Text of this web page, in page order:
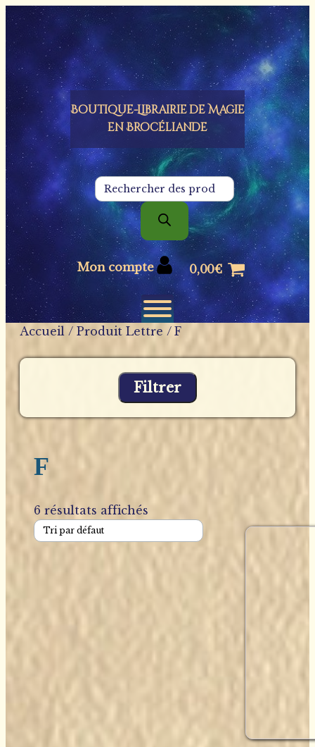
Panneau de gestion des cookies
Boutique-Librairie deMagie
en Brocéliande
Recherche
de
produits
Mon compte 0,00€
Accueil / Produit Lettre / F
Filtrer
F
6 résultats affichés